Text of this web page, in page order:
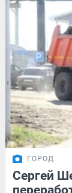
ГОРОД
Сергей